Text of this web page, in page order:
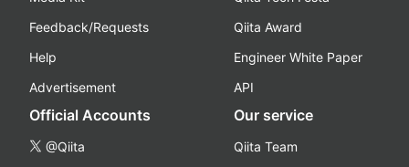
Feedback/Requests
Help
Advertisement
Qiita Award
Engineer White Paper
API
Official Accounts
@Qiita
Our service
Qiita Team